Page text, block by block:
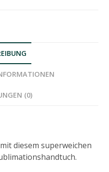
(0)
diesem superweichen